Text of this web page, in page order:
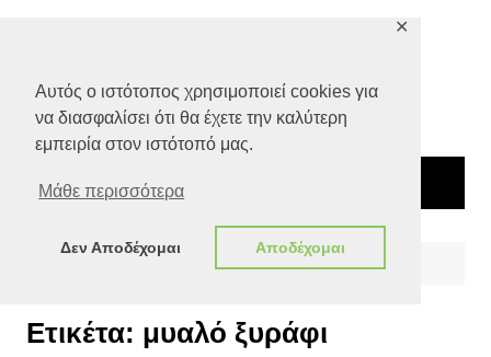
Αυτός ο ιστότοπος χρησιμοποιεί cookies για
να διασφαλίσει ότι θα έχετε την καλύτερη
εμπειρία στον ιστότοπό μας.
Μάθε περισσότερα
Δεν Αποδέχομαι Αποδέχομαι
✕
Ετικέτα: μυαλό ξυράφι